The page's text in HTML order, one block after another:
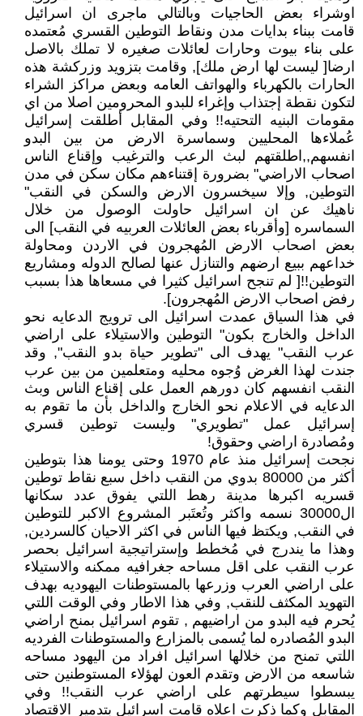
اوشراء بعض الحاجيات وبالتالي ماجرى ان اسرائيل
قامت ببناء بدايات مدن ونقاط التوطين القسري مُعتمده
على بناء بيوت وحارات لعائلات صغيره لا تملك بالاصل
ارضا[ ليست لها ارض ملك], وقامت بتزويد وزركشة هذه
الحارات بالكهرباء والهواتف العامه وبعض مراكز الشراء
لتكون نقطة إجتذاب وإغراء للبدو المحرومين اصلا من اي
مقومات البنيه التحتيه!! وفي المقابل أطلقت إسرائيل
عُملاءها المحليين وسماسرة الارض من بين البدو
انفسهم,,اطلقتهم لبث الرعب والترغيب وإقناع الناس
اصحاب الاراضي" بضرورة إقتناءهم مكان سكن في مدن
التوطين, وإلا سيخسرون الارض والسكن في النقب"
ناهيك عن ان اسرائيل حاولت الوصول من خلال
السماسره [وأقرباء بعض العائلات العربيه في النقب] الى
بعض اصحاب الارض المُهجرون في الاردن ومحاولة
خداعهم ببيع ارضهم والتنازل عنها لصالح الدوله ومشاريع
التوطين!![ لم تنجح اسرائيل كثيرا في مسعاها هذا بسبب
رفض اصحاب الارض المُهجرون].
في هذا السياق عمدت اسرائيل الى ترويج الدعايه نحو
الداخل والخارج بكون" التوطين والاستيلاء على اراضي
عرب النقب" يهدف الى "تطوير حياة بدو النقب", وقد
جندت لهذا الغرض وُجوه محليه ومتعلمين من بين عرب
النقب انفسهم كان دورهم العمل على إقناع الناس وبث
الدعايه في الاعلام نحو الخارج والداخل بأن ما تقوم به
إسرائيل عمل "تطويري" وليست توطين قسري
ومُصادرة اراضي وحقوق!
نجحت إسرائيل منذ عام 1970 وحتى يومنا هذا بتوطين
أكثر من 80000 بدوي من النقب داخل سبع نقاط توطين
قسريه اكبرها مدينة رهط اللتي يفوق عدد سكانها
ال30000 نسمه واكثر وتُعتَبر المشروع الاكبر للتوطين
في النقب, ويكتظ فيها الناس في اكثر الاحيان كالسردين,
وهذا ما يندرج في مُخطط وإستراتيجية اسرائيل بحصر
عرب النقب على اقل مساحه جغرافيه ممكنه والاستيلاء
على اراضي العرب وزرعها بالمستوطنات اليهوديه بهدف
التهويد المكثف للنقب, وفي هذا الاطار وفي الوقت اللتي
يُحرم فيه البدو من اراضيهم , تقوم اسرائيل بمنح اراضي
البدو المُصادره لما يُسمى بالمزارع والمستوطنات الفرديه
اللتي تمنح من خلالها اسرائيل افراد من اليهود مساحه
شاسعه من الارض وتقدم العون لهؤلاء المستوطنين حتى
يبسطوا سيطرتهم على اراضي عرب النقب!! وفي
المقابل وكما ذكرت اعلاه قامت اسرائيل بتدمير الاقتصاد